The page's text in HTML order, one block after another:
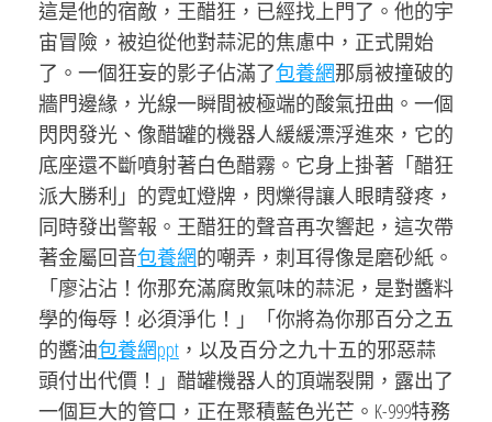
這是他的宿敵，王醋狂，已經找上門了。他的宇
宙冒險，被迫從他對蒜泥的焦慮中，正式開始
了。一個狂妄的影子佔滿了包養網那扇被撞破的
牆門邊緣，光線一瞬間被極端的酸氣扭曲。一個
閃閃發光、像醋罐的機器人緩緩漂浮進來，它的
底座還不斷噴射著白色醋霧。它身上掛著「醋狂
派大勝利」的霓虹燈牌，閃爍得讓人眼睛發疼，
同時發出警報。王醋狂的聲音再次響起，這次帶
著金屬回音包養網的嘲弄，刺耳得像是磨砂紙。
「廖沾沾！你那充滿腐敗氣味的蒜泥，是對醬料
學的侮辱！必須淨化！」「你將為你那百分之五
的醬油包養網ppt ，以及百分之九十五的邪惡蒜
頭付出代價！」醋罐機器人的頂端裂開，露出了
一個巨大的管口，正在聚積藍色光芒。K-999特務